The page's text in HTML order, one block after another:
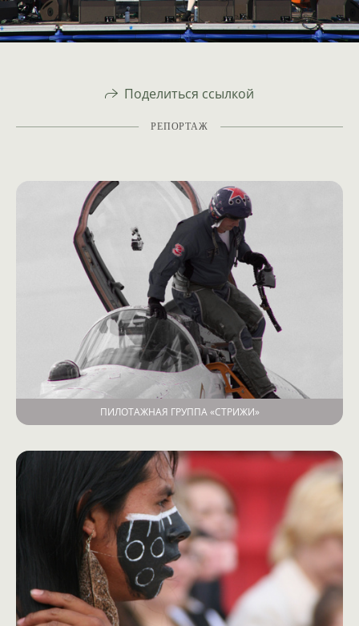
Поделиться ссылкой
РЕПОРТАЖ
ПИЛОТАЖНАЯ ГРУППА «СТРИЖИ»